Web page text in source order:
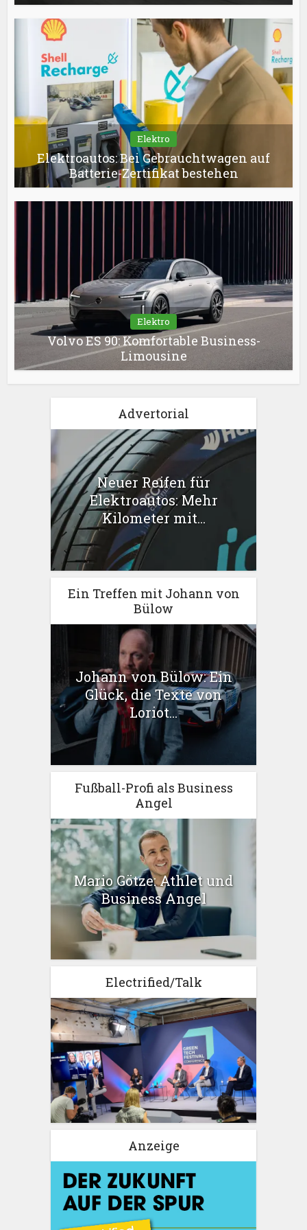
Elektro
Elektroautos: Bei Gebrauchtwagen auf
Batterie-Zertifikat bestehen
Elektro
Volvo ES 90: Komfortable Business-
Limousine
Advertorial
Neuer Reifen für
Elektroautos: Mehr
Kilometer mit...
Ein Treffen mit Johann von
Bülow
Johann von Bülow: Ein
Glück, die Texte von
Loriot...
Fußball-Profi als Business
Angel
Mario Götze: Athlet und
Business Angel
Electrified/Talk
Anzeige